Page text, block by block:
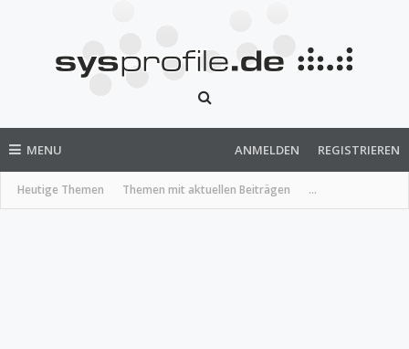
MENU
Heutige Themen Themen mit aktuellen Beiträgen ...
ANMELDEN REGISTRIEREN